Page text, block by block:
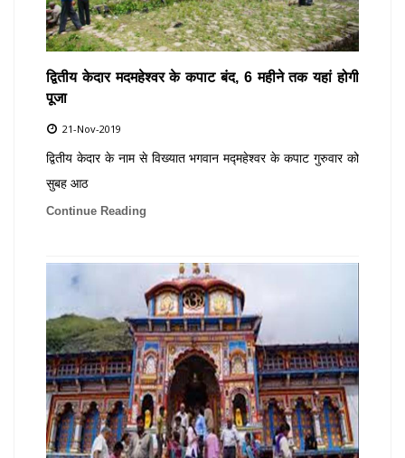
द्वितीय केदार मदमहेश्वर के कपाट बंद, 6 महीने तक यहां होगी
पूजा
21-Nov-2019
द्वितीय केदार के नाम से विख्यात भगवान मद्महेश्वर के कपाट गुरुवार को
सुबह आठ
Continue Reading